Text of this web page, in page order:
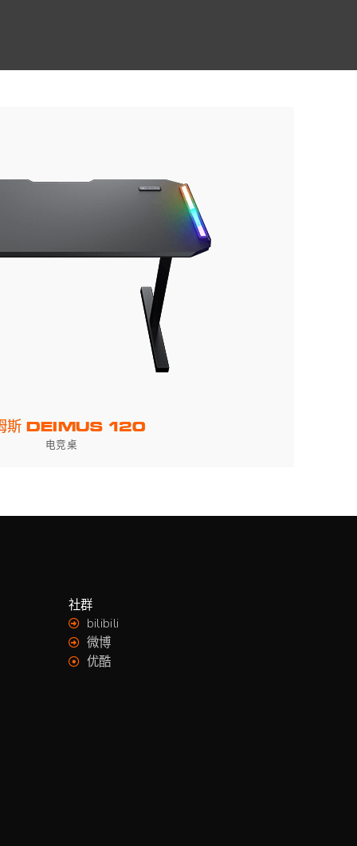
斯 DEIMUS 120
电竞桌
社群
bilibili
微博
优酷